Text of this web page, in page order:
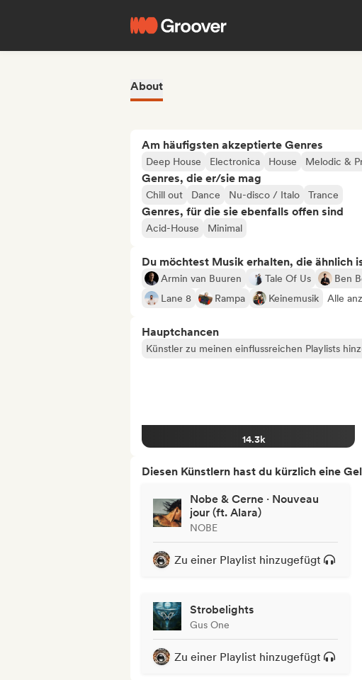
About
Am häufigsten akzeptierte Genres
Deep House Electronica House Melodic &
Genres, die er/sie mag
Chill out Dance Nu-disco / Italo Trance
Genres, für die sie ebenfalls offen sind
Acid-House Minimal
Du möchtest Musik erhalten, die ähnlich
Armin van Buuren Tale Of Us Ben
Lane 8
Rampa Keinemusik Alle
Hauptchancen
Künstler zu meinen einflussreichen Playlists
14.3k
Diesen Künstlern hast du kürzlich eine
Nobe & Cerne · Nouveau
jour (ft. Alara)
NOBE
Zu einer Playlist hinzugefügt
Strobelights
Gus One
Zu einer Playlist hinzugefügt